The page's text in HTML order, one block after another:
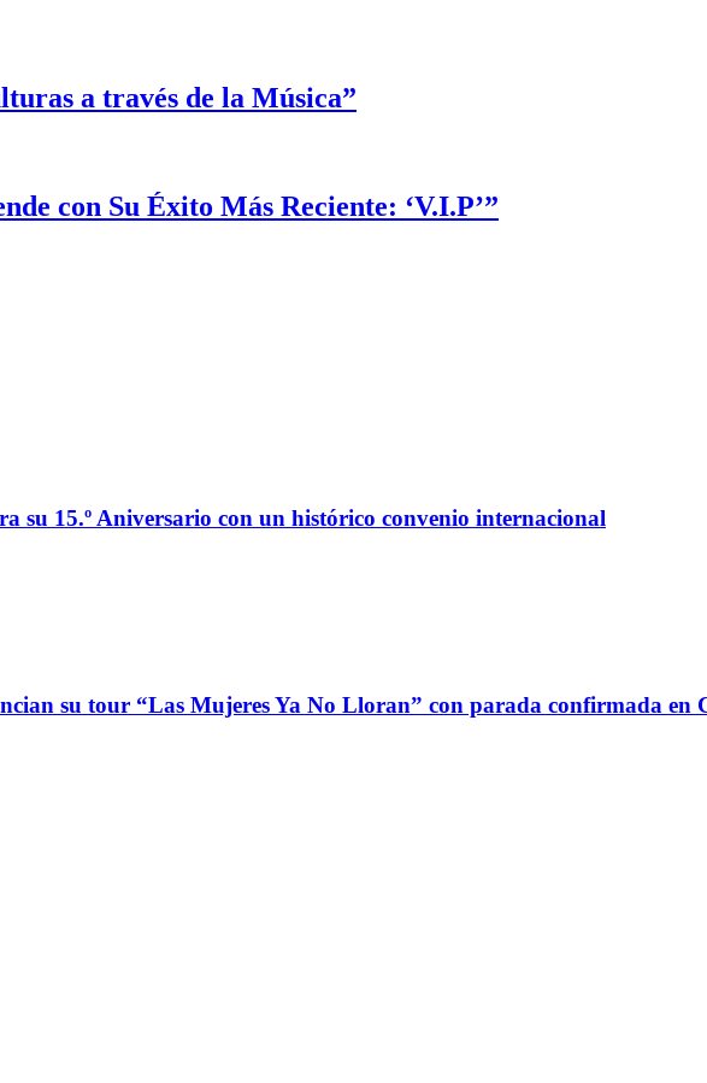
a través de la Música”
con Su Éxito Más Reciente: ‘V.I.P’”
su 15.º Aniversario con un histórico convenio internacional
su tour “Las Mujeres Ya No Lloran” con parada confirmada en